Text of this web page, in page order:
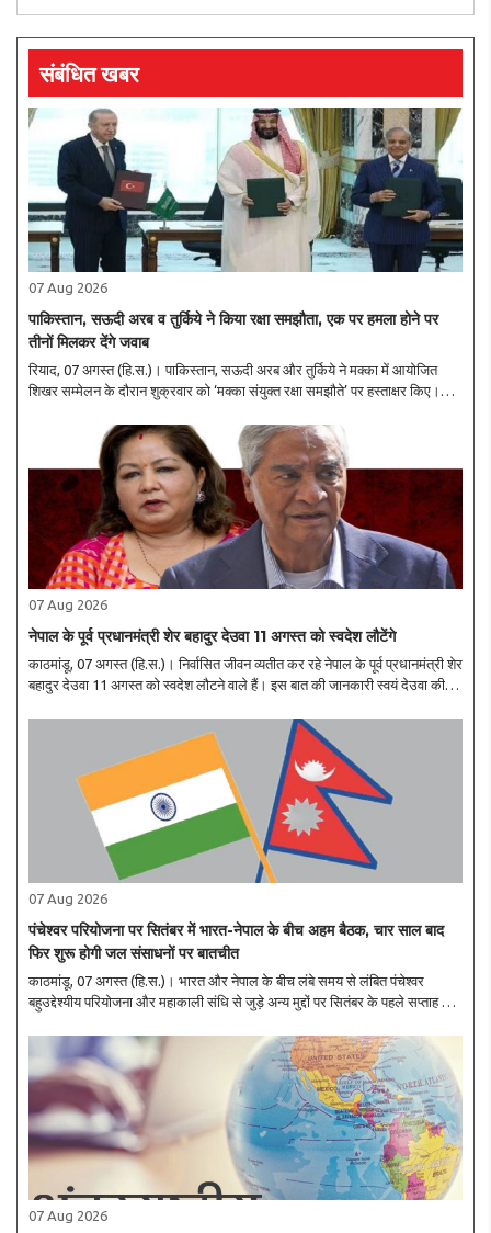
संबंधित खबर
07 Aug 2026
पाकिस्तान, सऊदी अरब व तुर्किये ने किया रक्षा समझौता, एक पर हमला होने पर
तीनों मिलकर देंगे जवाब
रियाद, 07 अगस्त (हि.स.)। पाकिस्तान, सऊदी अरब और तुर्किये ने मक्का में आयोजित
शिखर सम्मेलन के दौरान शुक्रवार को ‘मक्का संयुक्त रक्षा समझौते’ पर हस्ताक्षर किए।
07 Aug 2026
नेपाल के पूर्व प्रधानमंत्री शेर बहादुर देउवा 11 अगस्त को स्वदेश लौटेंगे
काठमांडू, 07 अगस्त (हि.स.)। निर्वासित जीवन व्यतीत कर रहे नेपाल के पूर्व प्रधानमंत्री शेर
बहादुर देउवा 11 अगस्त को स्वदेश लौटने वाले हैं। इस बात की जानकारी स्वयं देउवा की
07 Aug 2026
पंचेश्वर परियोजना पर सितंबर में भारत-नेपाल के बीच अहम बैठक, चार साल बाद
फिर शुरू होगी जल संसाधनों पर बातचीत
काठमांडू, 07 अगस्त (हि.स.)। भारत और नेपाल के बीच लंबे समय से लंबित पंचेश्वर
बहुउद्देश्यीय परियोजना और महाकाली संधि से जुड़े अन्य मुद्दों पर सितंबर के पहले सप्ताह में
07 Aug 2026